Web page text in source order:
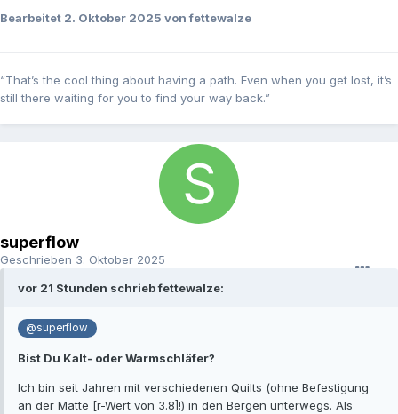
Bearbeitet 2. Oktober 2025 von fettewalze
“That’s the cool thing about having a path. Even when you get lost, it’s
still there waiting for you to find your way back.”
superflow
Geschrieben 3. Oktober 2025
vor 21 Stunden schrieb fettewalze:
@superflow
Bist Du Kalt- oder Warmschläfer?
Ich bin seit Jahren mit verschiedenen Quilts (ohne Befestigung
an der Matte [r-Wert von 3.8]!) in den Bergen unterwegs. Als